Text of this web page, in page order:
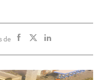
de